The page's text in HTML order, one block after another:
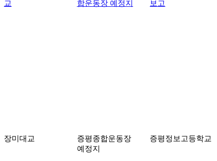
장미대교
증평종합운동장
예정지
증평정보고등학교